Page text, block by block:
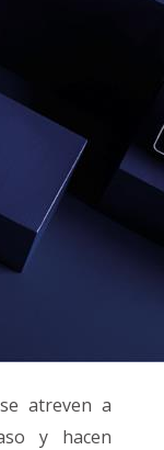
atreven a
y hacen